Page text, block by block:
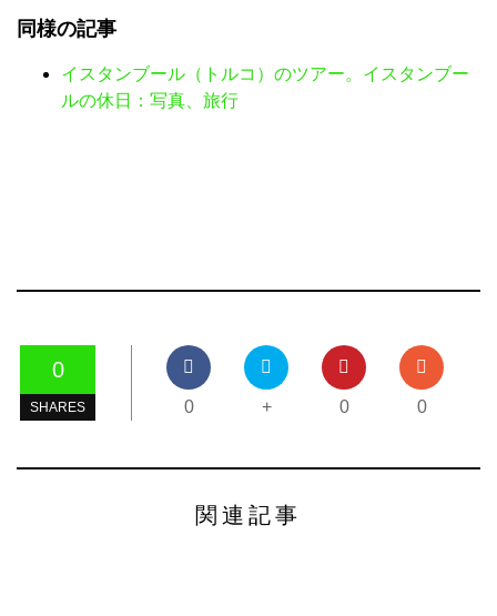
同様の記事
イスタンブール（トルコ）のツアー。イスタンブー
ルの休日：写真、旅行
0
SHARES 0 + 0 0
関連記事